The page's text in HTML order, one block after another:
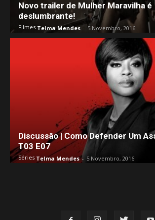
Novo trailer de Mulher Maravilha é
deslumbrante!
Filmes Telma Mendes - 5 Novembro, 2016
Discussão | Como Defender Um
T03 E07
Séries Telma Mendes - 5 Novembro, 2016